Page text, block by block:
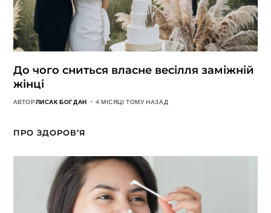
До чого сниться власне весілля заміжній
жінці
АВТОРЛИСАК БОГДАН 4 МІСЯЦІ ТОМУ НАЗАД
ПРО ЗДОРОВ’Я